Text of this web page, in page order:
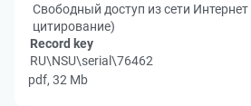
Свободный доступ из сети Интернет
цитирование)
Record key
RU\NSU\serial\76462
pdf, 32 Mb